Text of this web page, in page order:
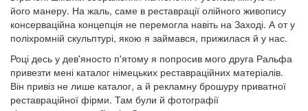
його манеру. На жаль, саме в реставрації олійного живопису
консерваційна концепція не перемогла навіть на Заході. А от у
поліхромній скульптурі, якою я займався, прижилася й у нас.
Році десь у дев'яносто п'ятому я попросив мого друга Ральфа
привезти мені каталог німецьких реставраційних матеріалів.
Він привіз не лише каталог, а й рекламну брошуру приватної
реставраційної фірми. Там були й фотографії